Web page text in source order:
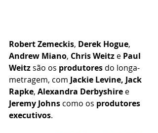
Robert Zemeckis, Derek Hogue,
Andrew Miano, Chris Weitz e Paul
Weitz são os produtores do longa-
metragem, com Jackie Levine, Jack
Rapke, Alexandra Derbyshire e
Jeremy Johns como os produtores
executivos.